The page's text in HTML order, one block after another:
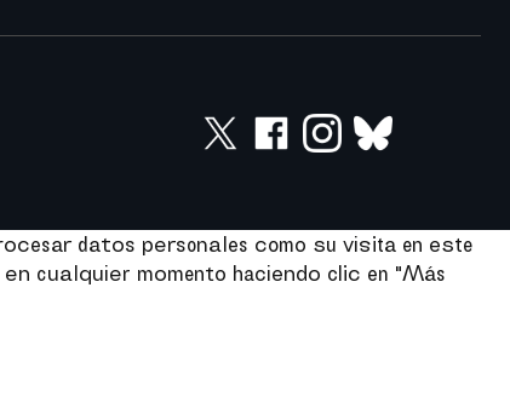
datos personales como su visita en este
cualquier momento haciendo clic en "Más